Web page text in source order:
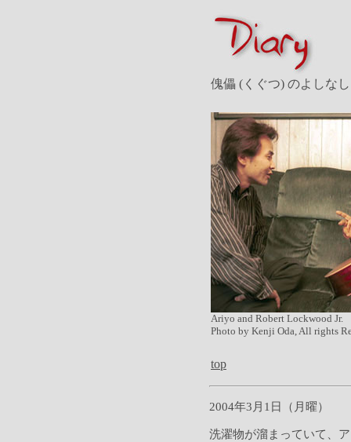
傀儡 (くぐつ) のよしな
Ariyo and Robert Lockwood Jr.
Photo by Kenji Oda, All rights
top
2004年3月1日（月曜）
洗濯物が溜まっていて、